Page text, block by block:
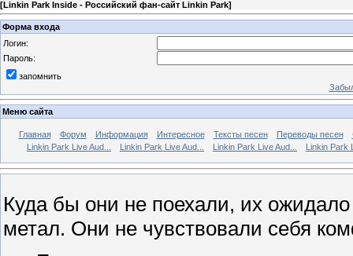
[Linkin Park Inside - Российский фан-сайт Linkin Park]
Форма входа
Логин:
Пароль:
запомнить
Меню сайта
Главная Форум Информация Интересное Тексты песен Переводы песен
Linkin Park Live Aud...
Linkin Park Live Aud... Linkin Park Live Aud... Linkin Park
Куда бы они не поехали, их
метал. Они не чувствовали себя